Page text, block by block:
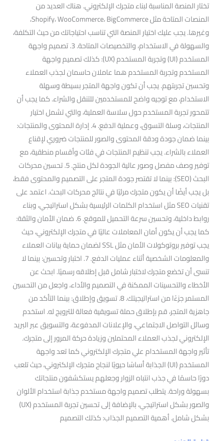
تختار المنصة المناسبة لبناء متجرك الإلكتروني. هناك العديد من
المنصات المتاحة مثل Shopify، WooCommerce، BigCommerce،
وغيرها. يجب عليك اختيار المنصة التي تناسب احتياجاتك من حيث التكلفة،
والسهولة في الاستخدام، والتخصيصات المتاحة. 3. تصميم واجهة
المستخدم (UI) وتجربة المستخدم (UX): كذلك تصميم واجهة
المستخدم وتجربة المستخدم هما عاملان حاسمان لجذب العملاء
وتحسين تجربتهم. يجب أن تكون واجهة المتجر بسيطة وسهلة
الاستخدام، مع توجيه واضح للمستخدمين للتنقل والشراء. كما يجب أن
تتمحور تجربة المستخدم حول سلاسة العملية، والتي تشمل اختيار
المنتجات، وسلة التسوق، وعملية الدفع. 4. إدارة المحتوى والمنتجات:
بينما ضمان جودة ودقة المحتوى والصور للمنتجات ضروري لإقناع
العملاء بالشراء. يجب تنظيم المنتجات في فئات وأقسام منطقية، مع
توفير وصف مفصل وصور عالية الجودة لكل منتج. 5. تحسين محركات
البحث (SEO): بينما لا تقتصر جودة المتجر على التصميم والمحتوى فقط،
بل يجب أيضًا أن يكون متجرك مرئيًا في نتائج محركات البحث. اعتمد على
تقنيات SEO مثل استخدام الكلمات الرئيسية بشكل استراتيجي، وبناء
روابط داخلية، وتحسين سرعة التحميل للموقع. 6. ضمان الأمان والثقة:
كما يجب أن يكون أمان المعاملات عاليًا في متجرك الإلكتروني، حيث
يجب توفير بروتوكولات الأمان مثل SSL لضمان حماية بيانات العملاء
والمعلومات الشخصية أثناء عمليات الدفع. 7. اختبار وتحسين: بينما لا
تنسى أن تخضع متجرك لاختبار شامل قبل إطلاقه رسميًا. ابحث عن
الأخطاء والتحسينات الممكنة في التصميم والأداء، واجعل من التحسين
المستمر جزءًا من استراتيجيتك. 8. تسويق وإطلاق: بينما التأكد من
جاهزية المتجر، قم بإطلاق حملة تسويقية فعالة للترويج له. استخدم
وسائل التواصل الاجتماعي، والإعلانات المدفوعة، والتسويق عبر البريد
الإلكتروني لجذب العملاء المحتملين وزيادة حركة المرور إلى متجرك.
تأثير واجهة المستخدام علي متجرك الإلكتروني كما تعد واجهة
المستخدم (UI) الجذابة أساسًا حيويًا لنجاح متجرك الإلكتروني، حيث تلعب
دورًا حاسمًا في جذب انتباه الزوار وجعلهم يستكشفون منتجاتك
بسهولة وراحة. يتطلب تصميم واجهة مستخدم جذابة استخدام الألوان
والصور بشكل استراتيجي، بالإضافة إلى تحسين تجربة المستخدم (UX)
بشكل شامل. أهمية التصميم الجذاب: كذلك التصميم